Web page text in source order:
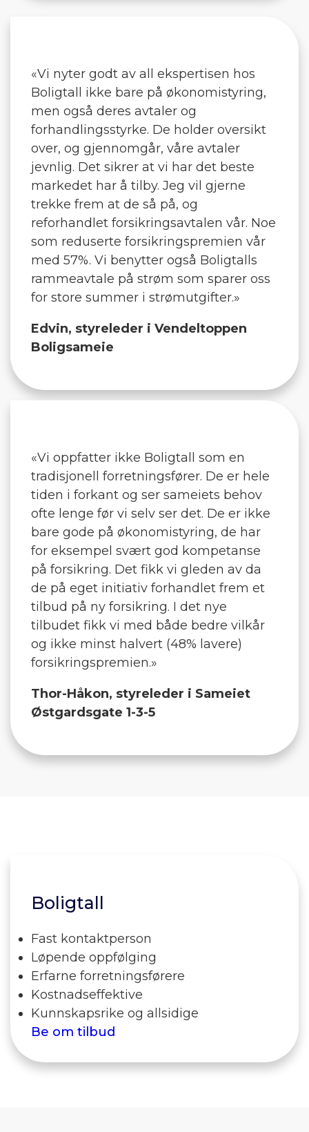
«Vi nyter godt av all ekspertisen hos
Boligtall ikke bare på økonomistyring,
men også deres avtaler og
forhandlingsstyrke. De holder oversikt
over, og gjennomgår, våre avtaler
jevnlig. Det sikrer at vi har det beste
markedet har å tilby. Jeg vil gjerne
trekke frem at de så på, og
reforhandlet forsikringsavtalen vår. Noe
som reduserte forsikringspremien vår
med 57%. Vi benytter også Boligtalls
rammeavtale på strøm som sparer oss
for store summer i strømutgifter.»
Edvin, styreleder i Vendeltoppen
Boligsameie
«Vi oppfatter ikke Boligtall som en
tradisjonell forretningsfører. De er hele
tiden i forkant og ser sameiets behov
ofte lenge før vi selv ser det. De er ikke
bare gode på økonomistyring, de har
for eksempel svært god kompetanse
på forsikring. Det fikk vi gleden av da
de på eget initiativ forhandlet frem et
tilbud på ny forsikring. I det nye
tilbudet fikk vi med både bedre vilkår
og ikke minst halvert (48% lavere)
forsikringspremien.»
Thor-Håkon, styreleder i Sameiet
Østgardsgate 1-3-5
Boligtall
Fast kontaktperson
Løpende oppfølging
Erfarne forretningsførere
Kostnadseffektive
Kunnskapsrike og allsidige
Be om tilbud